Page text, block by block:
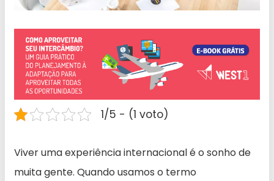
1/5 - (1 voto)
Viver uma experiência internacional é o sonho de
muita gente. Quando usamos o termo